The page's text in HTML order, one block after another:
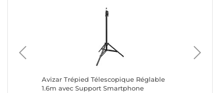
Avizar Trépied Télescopique Réglable
1.6m avec Support Smartphone